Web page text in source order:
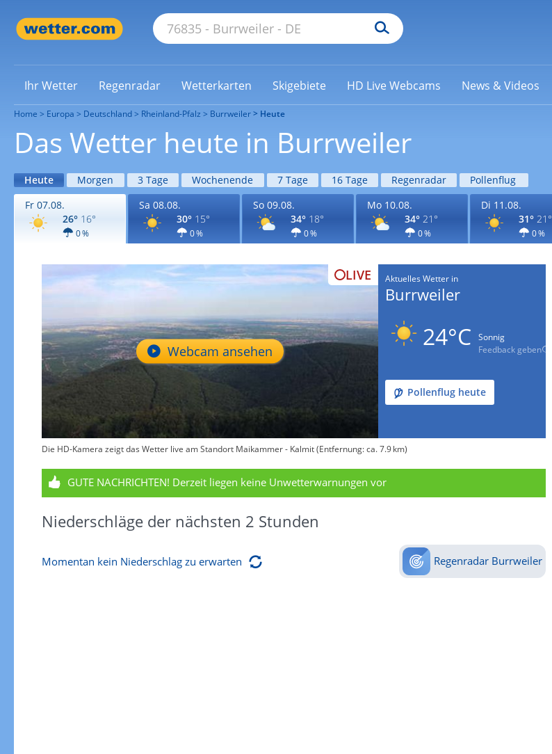
Ihr Wetter Regenradar Wetterkarten Skigebiete HD Live Webcams News & Videos
Home Europa Deutschland Rheinland-Pfalz Burrweiler Heute
Das Wetter heute in Burrweiler
Heute Morgen 3 Tage Wochenende 7 Tage 16 Tage Regenradar Pollenflug
Fr 07.08.
26° 16°
0 %
Sa 08.08.
30° 15°
0 %
So 09.08.
34° 18°
0 %
Mo 10.08.
34° 21°
0 %
Di 11.08.
31° 21°
0 %
LIVE
Webcam ansehen
Aktuelles Wetter in
Burrweiler
24°C
Sonnig
Feedback geben
Pollenflug heute
Die HD-Kamera zeigt das Wetter live am Standort Maikammer - Kalmit (Entfernung: ca. 7.9 km)
GUTE NACHRICHTEN! Derzeit liegen keine Unwetterwarnungen vor
Niederschläge der nächsten 2 Stunden
Momentan kein Niederschlag zu erwarten Regenradar Burrweiler